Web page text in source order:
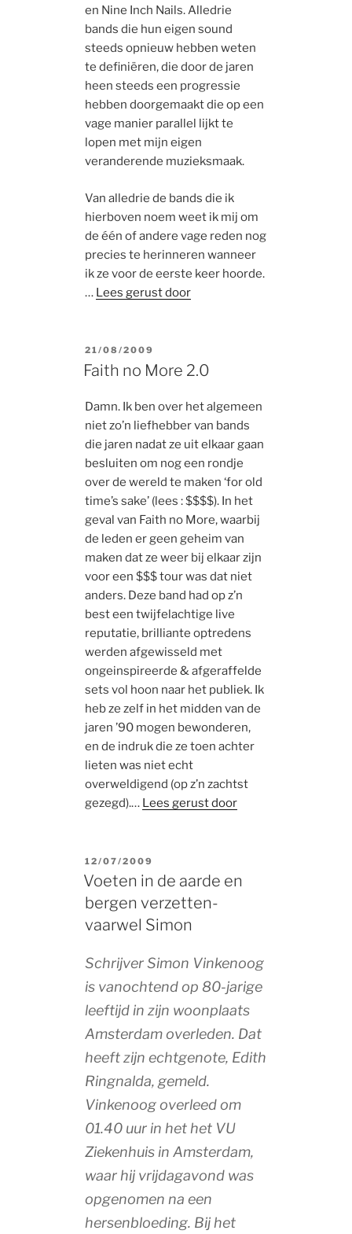
en Nine Inch Nails. Alledrie
bands die hun eigen sound
steeds opnieuw hebben weten
te definiëren, die door de jaren
heen steeds een progressie
hebben doorgemaakt die op een
vage manier parallel lijkt te
lopen met mijn eigen
veranderende muzieksmaak.
Van alledrie de bands die ik
hierboven noem weet ik mij om
de één of andere vage reden nog
precies te herinneren wanneer
ik ze voor de eerste keer hoorde.
… Lees gerust door
POSTED
ON
21/08/2009
Faith no More 2.0
Damn. Ik ben over het algemeen
niet zo’n liefhebber van bands
die jaren nadat ze uit elkaar gaan
besluiten om nog een rondje
over de wereld te maken ‘for old
time’s sake’ (lees : $$$$). In het
geval van Faith no More, waarbij
de leden er geen geheim van
maken dat ze weer bij elkaar zijn
voor een $$$ tour was dat niet
anders. Deze band had op z’n
best een twijfelachtige live
reputatie, brilliante optredens
werden afgewisseld met
ongeinspireerde & afgeraffelde
sets vol hoon naar het publiek. Ik
heb ze zelf in het midden van de
jaren ’90 mogen bewonderen,
en de indruk die ze toen achter
lieten was niet echt
overweldigend (op z’n zachtst
gezegd).… Lees gerust door
POSTED
ON
12/07/2009
Voeten in de aarde en
bergen verzetten-
vaarwel Simon
Schrijver Simon Vinkenoog
is vanochtend op 80-jarige
leeftijd in zijn woonplaats
Amsterdam overleden. Dat
heeft zijn echtgenote, Edith
Ringnalda, gemeld.
Vinkenoog overleed om
01.40 uur in het het VU
Ziekenhuis in Amsterdam,
waar hij vrijdagavond was
opgenomen na een
hersenbloeding. Bij het